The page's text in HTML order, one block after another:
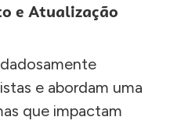
e Atualização
e abordam uma
que impactam